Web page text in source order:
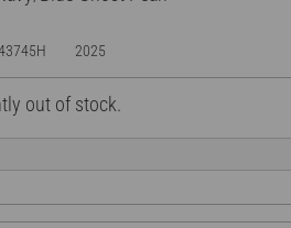
2025
out of stock.